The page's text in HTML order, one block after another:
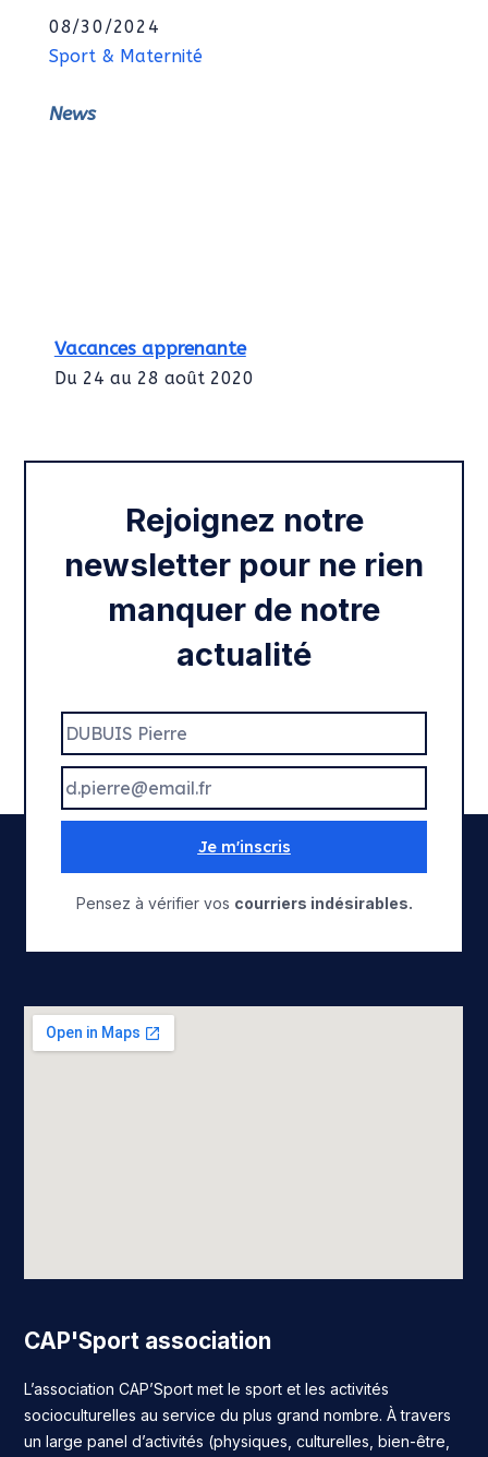
08/30/2024
Sport & Maternité
News
Vacances apprenante
Du 24 au 28 août 2020
Rentrée 2020
Rejoignez notre
newsletter pour ne rien
manquer de notre
actualité
Je m'inscris
Pensez à vérifier vos courriers indésirables.
CAP'Sport association
L’association CAP’Sport met le sport et les activités
socioculturelles au service du plus grand nombre. À travers
un large panel d’activités (physiques, culturelles, bien-être,